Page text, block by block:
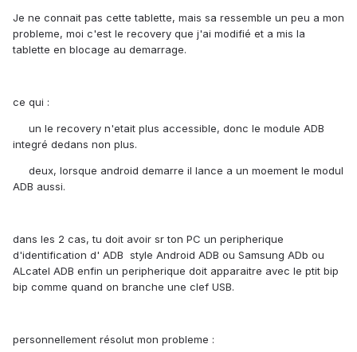
Je ne connait pas cette tablette, mais sa ressemble un peu a mon
probleme, moi c'est le recovery que j'ai modifié et a mis la
tablette en blocage au demarrage.
ce qui :
un le recovery n'etait plus accessible, donc le module ADB
integré dedans non plus.
deux, lorsque android demarre il lance a un moement le modul
ADB aussi.
dans les 2 cas, tu doit avoir sr ton PC un peripherique
d'identification d' ADB style Android ADB ou Samsung ADb ou
ALcatel ADB enfin un peripherique doit apparaitre avec le ptit bip
bip comme quand on branche une clef USB.
personnellement résolut mon probleme :